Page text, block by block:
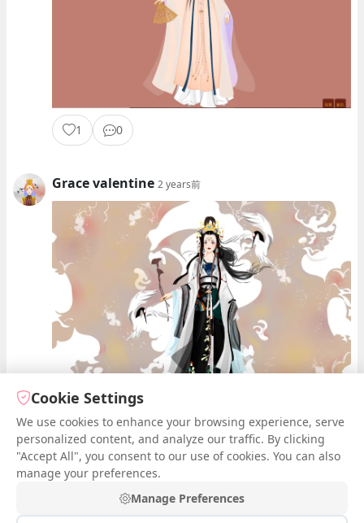
1 0
Grace valentine 2 years前
以發表評論和分享作品。
Cookie Settings
We use cookies to enhance your browsing experience, serve
personalized content, and analyze our traffic. By clicking
"Accept All", you consent to our use of cookies. You can also
manage your preferences.
Manage Preferences